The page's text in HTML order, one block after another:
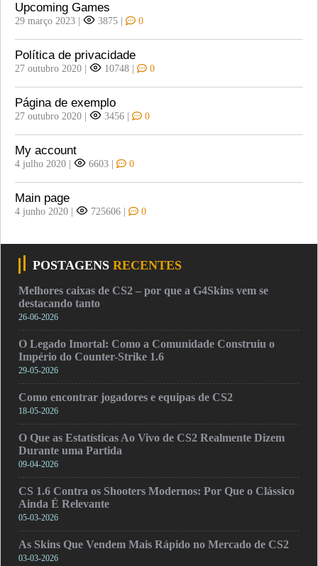
Upcoming Games
29 março 2023 | 3875 | 0
Política de privacidade
27 outubro 2020 | 10748 | 0
Página de exemplo
27 outubro 2020 | 3456 | 0
My account
4 julho 2020 | 6603 | 0
Main page
4 junho 2020 | 725606 | 0
POSTAGENS RECENTES
Melhores caixas de CS2 – por que a G4Skins vem se
destacando tanto
26-06-2026
O Legado Imortal: Como a Comunidade Construiu o
Império do Counter-Strike 1.6
29-05-2026
Como encontrar jogadores e equipas de CS2
18-05-2026
O Que as Estatísticas Ao Vivo de CS2 Realmente Dizem
Durante uma Partida
09-04-2026
CS 1.6 Contra os Shooters Modernos: Por Que o Clássico
Ainda É Relevante
05-03-2026
As Skins Que Vendem Mais Rápido no Mercado de CS2
03-03-2026